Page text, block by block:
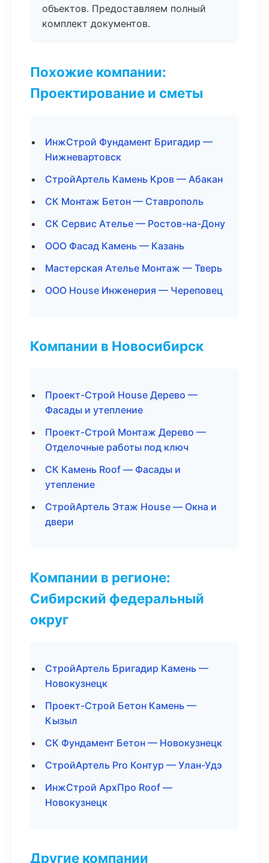
объектов. Предоставляем полный
комплект документов.
Похожие компании:
Проектирование и сметы
ИнжСтрой Фундамент Бригадир —
Нижневартовск
СтройАртель Камень Кров — Абакан
СК Монтаж Бетон — Ставрополь
СК Сервис Ателье — Ростов-на-Дону
ООО Фасад Камень — Казань
Мастерская Ателье Монтаж — Тверь
ООО House Инженерия — Череповец
Компании в Новосибирск
Проект-Строй House Дерево —
Фасады и утепление
Проект-Строй Монтаж Дерево —
Отделочные работы под ключ
СК Камень Roof — Фасады и
утепление
СтройАртель Этаж House — Окна и
двери
Компании в регионе:
Сибирский федеральный
округ
СтройАртель Бригадир Камень —
Новокузнецк
Проект-Строй Бетон Камень —
Кызыл
СК Фундамент Бетон — Новокузнецк
СтройАртель Pro Контур — Улан-Удэ
ИнжСтрой АрхПро Roof —
Новокузнецк
Другие компании